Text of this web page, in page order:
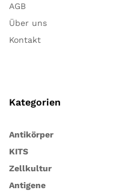
AGB
Über uns
Kontakt
Kategorien
Antikörper
KITS
Zellkultur
Antigene